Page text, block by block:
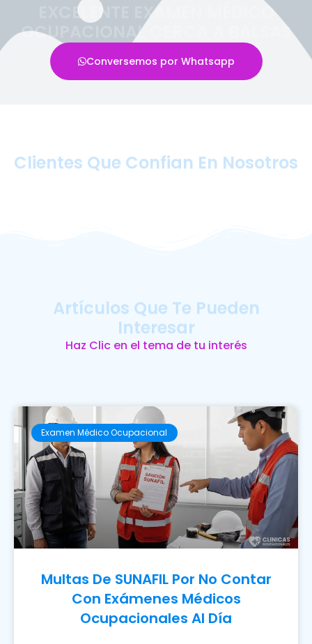
EXCELENTE EXAMEN MÉDICO
OCUPACIONAL CERCA A BALSAS
Conversemos por Whatsapp
Clientes Que Confian En Nosotros
Artículos Que Te Pueden
Interesar
Haz Clic en el tema de tu interés
Examen Médico Ocupacional
Multas De SUNAFIL Por No Contar
Con Exámenes Médicos
Ocupacionales Al Día